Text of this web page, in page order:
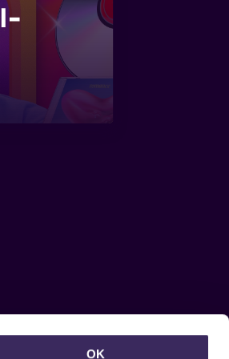
OK